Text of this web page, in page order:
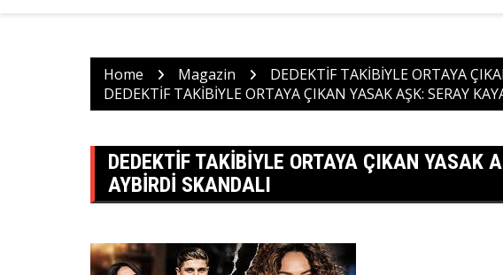
Home Magazin
DEDEKTİF TAKİBİYLE ORTAYA
DEDEKTİF TAKİBİYLE ORTAYA ÇIKAN YASAK AŞK: SERAY
DEDEKTİF TAKİBİYLE ORTAYA ÇIKAN YASAK
AYBİRDİ SKANDALI